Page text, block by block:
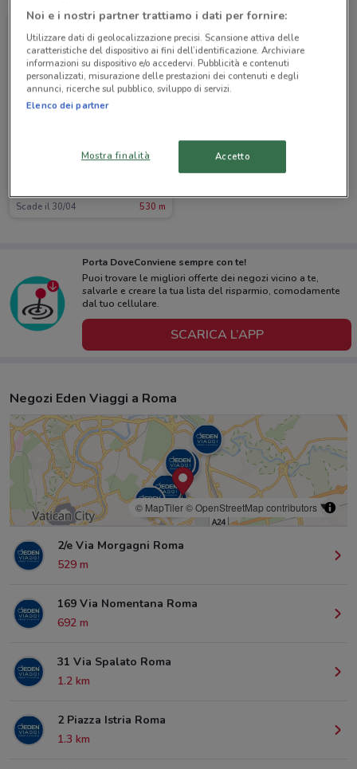
Scade il 30/04 530 m
Porta DoveConviene sempre con te!
Puoi trovare le migliori offerte dei negozi vicino a te,
salvarle e creare la tua lista del risparmio, comodamente
dal tuo cellulare.
SCARICA L’APP
Negozi Eden Viaggi a Roma
© MapTiler© OpenStreetMap contributors
2/e Via Morgagni Roma
529 m
169 Via Nomentana Roma
692 m
31 Via Spalato Roma
1.2 km
2 Piazza Istria Roma
1.3 km
Noi e i nostri partner trattiamo i dati per fornire:
Utilizzare dati di geolocalizzazione precisi. Scansione attiva delle
caratteristiche del dispositivo ai fini dell’identificazione. Archiviare
informazioni su dispositivo e/o accedervi. Pubblicità e contenuti
personalizzati, misurazione delle prestazioni dei contenuti e degli
annunci, ricerche sul pubblico, sviluppo di servizi.
Elenco dei partner
Mostra finalità Accetto